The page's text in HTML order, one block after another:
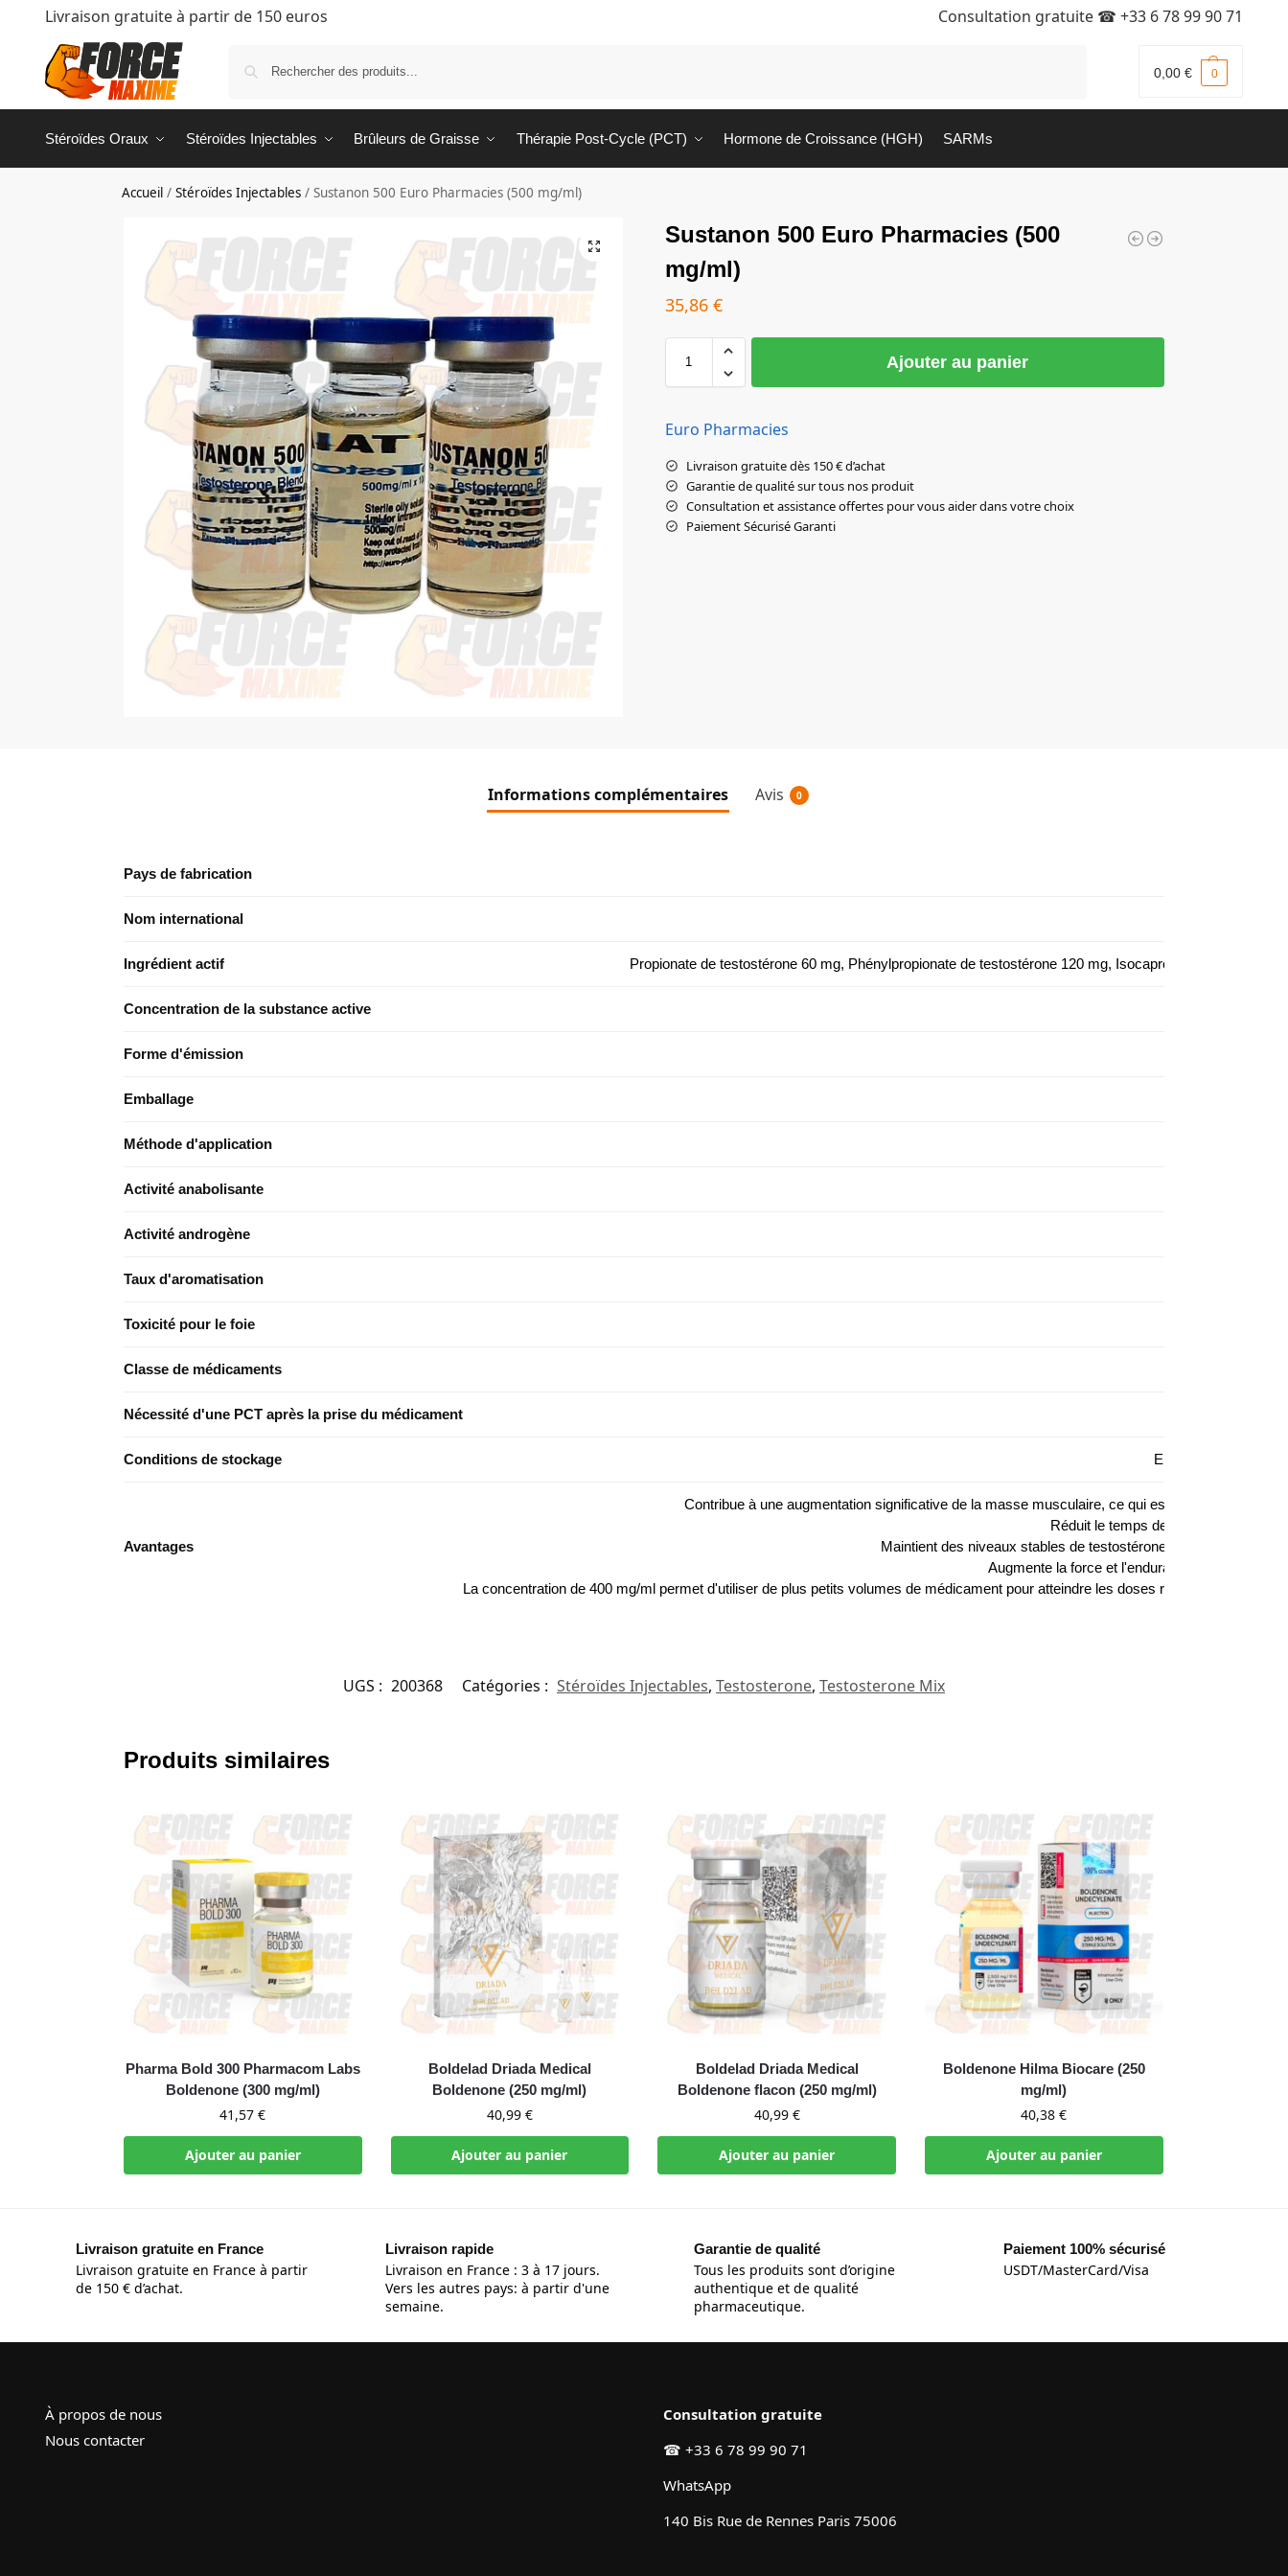
Livraison gratuite à partir de 150 euros Consultation gratuite ☎ +33 6 78 99 90 71
0,00 € 0
Stéroïdes Oraux Stéroïdes Injectables Brûleurs de Graisse Thérapie Post-Cycle (PCT) Hormone de Croissance (HGH) SARMs
Accueil /Stéroïdes Injectables /Sustanon 500 Euro Pharmacies (500 mg/ml)
Sustanon 500 Euro Pharmacies (500
mg/ml)
35,86 €
Ajouter au panier
Euro Pharmacies
Livraison gratuite dès 150 € d’achat
Garantie de qualité sur tous nos produit
Consultation et assistance offertes pour vous aider dans votre choix
Paiement Sécurisé Garanti
Informations complémentaires Avis 0
Pays de fabrication
Nom international
Ingrédient actif Propionate de testostérone 60 mg, Phénylpropionate de testostérone 120 mg, Isocaproate de
Concentration de la substance active
Forme d'émission
Emballage
Méthode d'application
Activité anabolisante
Activité androgène
Taux d'aromatisation
Toxicité pour le foie
Classe de médicaments
Nécessité d'une PCT après la prise du médicament
Conditions de stockage Endroit sec et
Avantages
Contribue à une augmentation significative de la masse musculaire, ce qui est particulièrement
Réduit le temps de récupération
Maintient des niveaux stables de testostérone dans le sang, ce
Augmente la force et l'endurance, ce qui
La concentration de 400 mg/ml permet d'utiliser de plus petits volumes de médicament pour atteindre les doses requises, ce qui
UGS : 200368 Catégories : Stéroïdes Injectables, Testosterone, Testosterone Mix
Produits similaires
Pharma Bold 300 Pharmacom Labs
Boldenone (300 mg/ml)
41,57€
Ajouter au panier
Boldelad Driada Medical
Boldenone (250 mg/ml)
40,99 €
Ajouter au panier
Boldelad Driada Medical
Boldenone flacon (250 mg/ml)
40,99 €
Ajouter au panier
Boldenone Hilma Biocare (250
mg/ml)
40,38€
Ajouter au panier
Livraison gratuite en France
Livraison gratuite en France à partir
de 150 € d’achat.
Livraison rapide
Livraison en France : 3 à 17 jours.
Vers les autres pays: à partir d'une
semaine.
Garantie de qualité
Tous les produits sont d’origine
authentique et de qualité
pharmaceutique.
Paiement 100% sécurisé
USDT/MasterCard/Visa
À propos de nous
Nous contacter
Consultation gratuite
☎ +33 6 78 99 90 71
WhatsApp
140 Bis Rue de Rennes Paris 75006